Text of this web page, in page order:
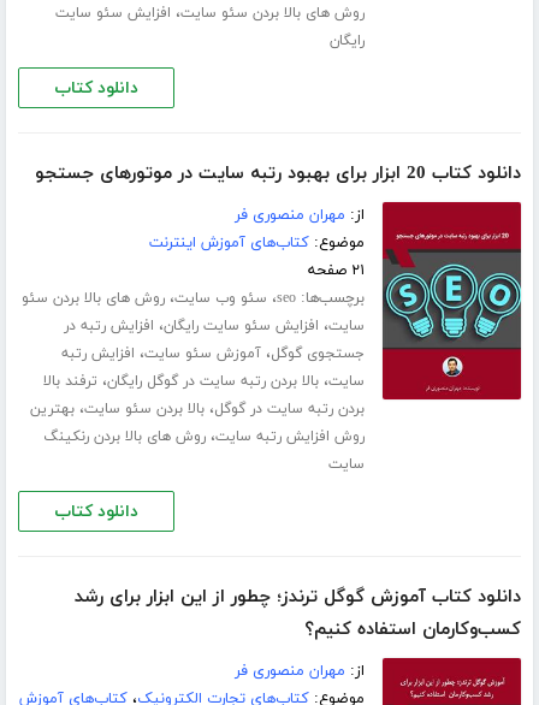
روش های بالا بردن سئو سایت، افزایش سئو سایت
رایگان
دانلود کتاب
دانلود کتاب 20 ابزار برای بهبود رتبه سایت در موتورهای جستجو
از: مهران منصوری فر
موضوع:کتاب‌های آموزش اینترنت
۲۱ صفحه
برچسب‌ها:seo، سئو وب سایت،روش های بالا بردن سئو
سایت، افزایش سئو سایت رایگان، افزایش رتبه در
جستجوی گوگل،آموزش سئو سایت، افزایش رتبه
سایت،بالا بردن رتبه سایت در گوگل رایگان، ترفند بالا
بردن رتبه سایت در گوگل،بالا بردن سئو سایت،بهترین
روش افزایش رتبه سایت،روش های بالا بردن رنکینگ
سایت
دانلود کتاب
دانلود کتاب آموزش گوگل ترندز؛ چطور از این ابزار برای رشد
کسب‌وکارمان استفاده کنیم؟
از: مهران منصوری فر
موضوع:کتاب‌های تجارت الکترونیک،کتاب‌های آموزش